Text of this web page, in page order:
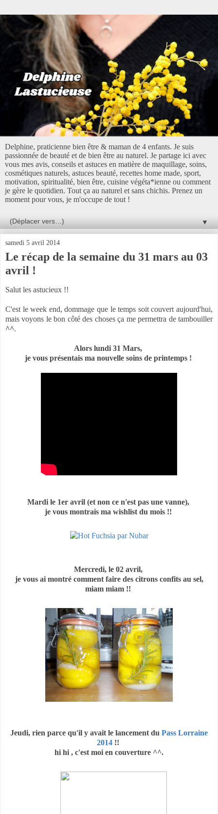
Delphine, praticienne bien être & maman de 4 enfants. Je suis
passionnée de beauté et de bien être au naturel. Je partage ici avec
vous mes avis, conseils et astuces en matière de maquillage, soins,
cosmétiques naturels, astuces beauté, recettes home made, sport,
motivation, spiritualité, bien être, cuisine végéta*ienne ou comment
je gère le quotidien. Tout ça au naturel et sans chichis. Prenez un
moment pour vous, je m'occupe de tout !
▼
samedi 5 avril 2014
Le récap de la semaine du 31 mars au 03
avril !
Salut les astucieux !!
C'est le week end, dommage que le temps soit couvert aujourd'hui,
mais voyons le bon côté des choses ça me permettra de tambouiller
^^.
Alors lundi 31 Mars,
je vous présentais ma nouvelle soins de printemps !
Mardi le 1er avril (et non ce n'est pas une vanne),
je vous montrais ma wishlist du mois !!
Mercredi, le 02 avril,
je vous ai montré comment faire des citrons confits au sel,
miam miam !!
Jeudi, rien parce qu'il y avait le lancement du Pass Lorraine
2014 !!
hi hi , c'est moi en couverture ^^.